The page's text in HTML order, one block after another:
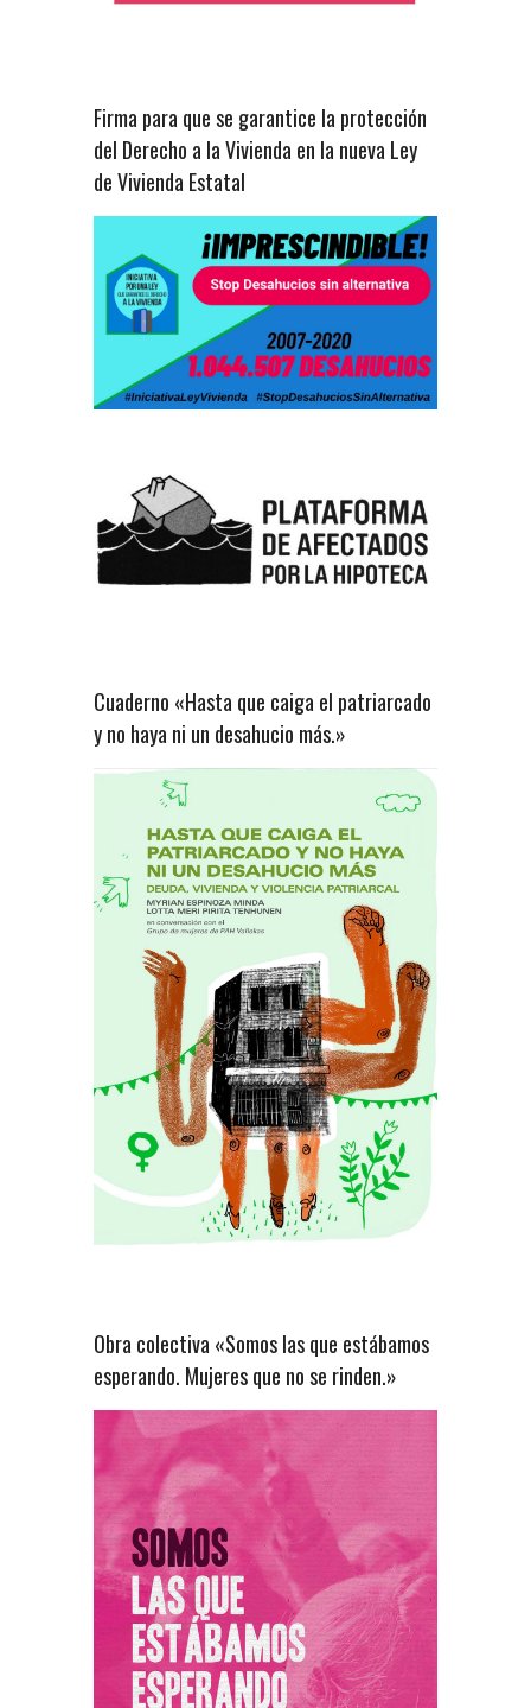
Firma para que se garantice la protección
del Derecho a la Vivienda en la nueva Ley
de Vivienda Estatal
Cuaderno «Hasta que caiga el patriarcado
y no haya ni un desahucio más.»
Obra colectiva «Somos las que estábamos
esperando. Mujeres que no se rinden.»